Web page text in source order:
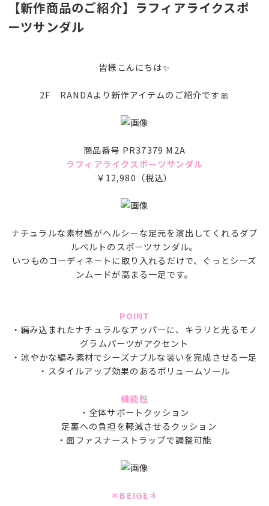
【新作商品のご紹介】ラフィアライクスポ
ーツサンダル
皆様こんにちは✨
2F RANDAより新作アイテムのご紹介です🎀
商品番号 PR37379 M2A
ラフィアライクスポーツサンダル
￥12,980（税込）
ナチュラルな素材感がヘルシーな足元を演出してくれるダブ
ルベルトのスポーツサンダル。
いつものコーディネートに取り入れるだけで、ぐっとシーズ
ンムードが高まる一足です。
POINT
・編み込まれたナチュラルなアッパーに、キラリと光るモノ
グラムパーツがアクセント
・涼やかな編み素材でシーズナブルな装いを完成させる一足
・スタイルアップ効果のあるボリュームソール
機能性
・全体サポートクッション
足裏への負担を軽減させるクッション
・面ファスナーストラップで調整可能
＊BEIGE＊